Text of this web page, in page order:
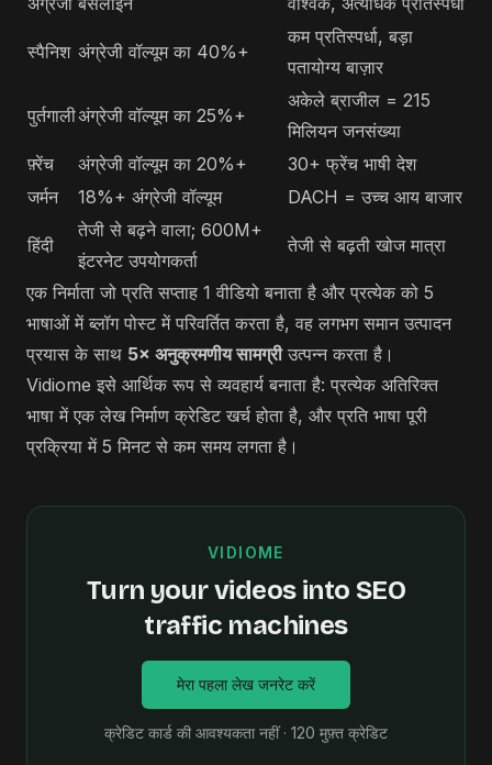
स्पैनिश अंग्रेजी वॉल्यूम का 40%+
कम प्रतिस्पर्धा, बड़ा
पतायोग्य बाज़ार
पुर्तगालीअंग्रेजी वॉल्यूम का 25%+
अकेले ब्राजील = 215
मिलियन जनसंख्या
फ़्रेंच
अंग्रेजी वॉल्यूम का 20%+
30+ फ्रेंच भाषी देश
जर्मन
18%+ अंग्रेजी वॉल्यूम DACH = उच्च आय बाजार
हिंदी
तेजी से बढ़ने वाला; 600M+
इंटरनेट उपयोगकर्ता
तेजी से बढ़ती खोज मात्रा
एक निर्माता जो प्रति सप्ताह 1 वीडियो बनाता है और प्रत्येक को 5
भाषाओं में ब्लॉग पोस्ट में परिवर्तित करता है, वह लगभग समान उत्पादन
प्रयास के साथ 5× अनुक्रमणीय सामग्रीउत्पन्न करता है।
Vidiome इसे आर्थिक रूप से व्यवहार्य बनाता है: प्रत्येक अतिरिक्त
भाषा में एक लेख निर्माण क्रेडिट खर्च होता है, और प्रति भाषा पूरी
प्रक्रिया में 5 मिनट से कम समय लगता है।
VIDIOME
Turn your videos into SEO
traffic machines
मेरा पहला लेख जनरेट करें
क्रेडिट कार्ड की आवश्यकता नहीं · 120 मुफ़्त क्रेडिट